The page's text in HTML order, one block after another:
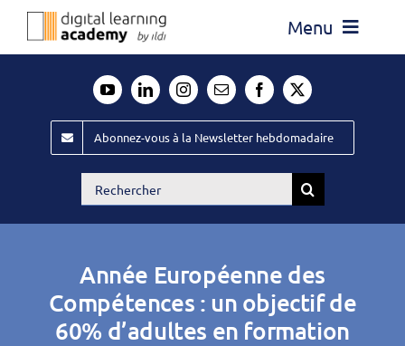
Passer
Menu
Évènements ILDI
Offres d’emploi
Contact
Abonnez-vous à la Newsletter hebdomadaire
Rechercher:
Année Européenne des
Compétences : un objectif de
60% d’adultes en formation